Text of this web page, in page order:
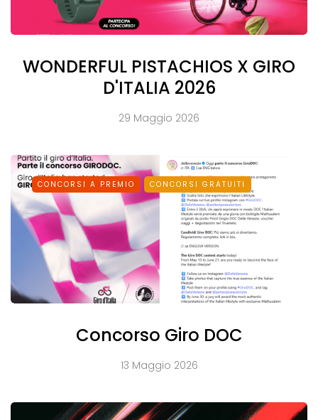
WONDERFUL PISTACHIOS X GIRO
D'ITALIA 2026
29 Maggio 2026
CONCORSI A PREMIO CONCORSI GRATUITI
Concorso Giro DOC
13 Maggio 2026